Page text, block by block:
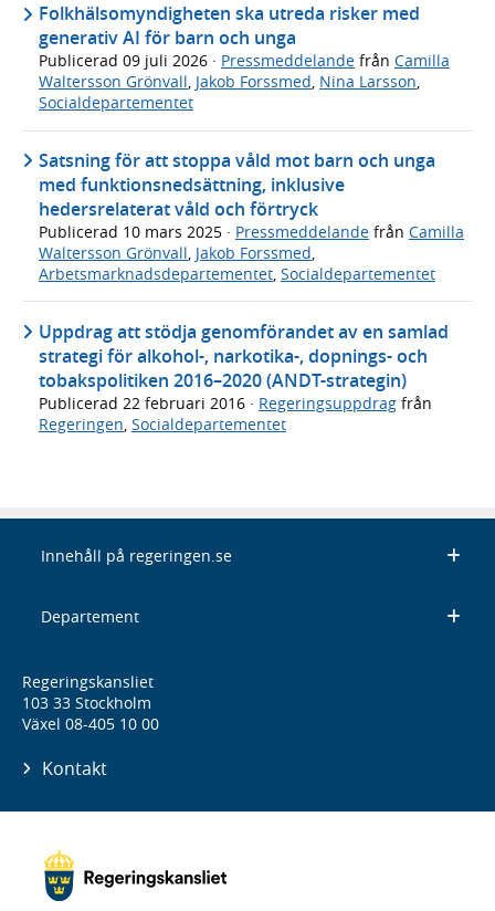
Folkhälsomyndigheten ska utreda risker med
generativ AI för barn och unga
Publicerad 09 juli 2026 · Pressmeddelande från Camilla
Waltersson Grönvall, Jakob Forssmed, Nina Larsson,
Socialdepartementet
Satsning för att stoppa våld mot barn och unga
med funktionsnedsättning, inklusive
hedersrelaterat våld och förtryck
Publicerad 10 mars 2025 · Pressmeddelande från Camilla
Waltersson Grönvall, Jakob Forssmed,
Arbetsmarknadsdepartementet, Socialdepartementet
Uppdrag att stödja genomförandet av en samlad
strategi för alkohol-, narkotika-, dopnings- och
tobakspolitiken 2016–2020 (ANDT-strategin)
Publicerad 22 februari 2016 · Regeringsuppdrag från
Regeringen Socialdepartementet
Innehåll på regeringen.se
Departement
Regeringskansliet
103 33 Stockholm
Växel 08-405 10 00
Kontakt